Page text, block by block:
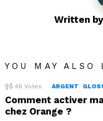
Written by
YOU MAY ALSO
46 Votes ARGENT
Comment activer
chez Orange ?